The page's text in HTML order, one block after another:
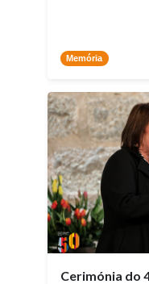
Memória
Cerimónia do